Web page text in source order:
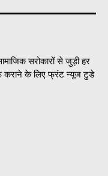
सरोकारों से जुड़ी हर
कराने के लिए फ्रंट न्यूज टुडे